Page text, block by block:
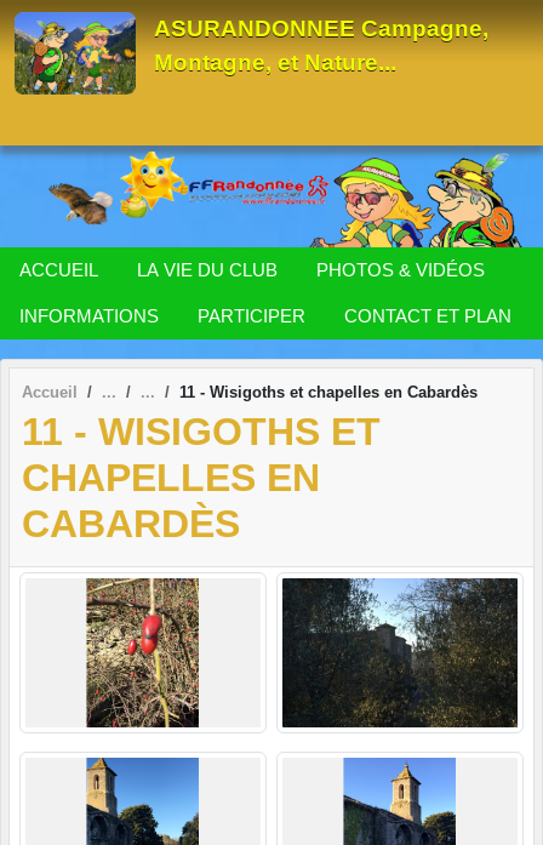
ASURANDONNEE Campagne,
Montagne, et Nature...
ACCUEIL LA VIE DU CLUB PHOTOS & VIDÉOS
INFORMATIONS PARTICIPER CONTACT ET PLAN
Accueil 11 - Wisigoths et chapelles en Cabardès
11 - WISIGOTHS ET
CHAPELLES EN
CABARDÈS
Panneau de gestion des cookies